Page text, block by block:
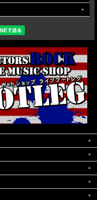
用され過去にも数多くリリースさ
ースを最新のリマスター工程を行
ています。当時のアナログ収録
の粗さもありますが既発版の暗さ
仕様)